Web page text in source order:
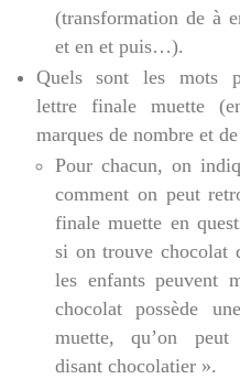
(transformation de à
et en et puis…).
Quels sont les mots
lettre finale muette
marques de nombre et
Pour chacun, on
comment on peut
finale muette en
si on trouve chocolat
les enfants peuvent
chocolat possède
muette, qu’on
disant chocolatier ».